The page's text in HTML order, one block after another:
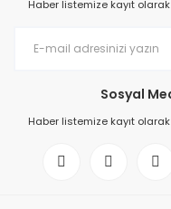
Haber listemize kayıt
Sosyal
Haber listemize kayıt